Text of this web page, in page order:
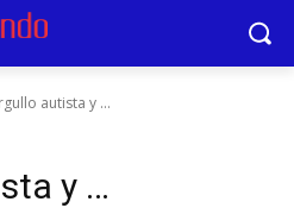
autista y ...
y …